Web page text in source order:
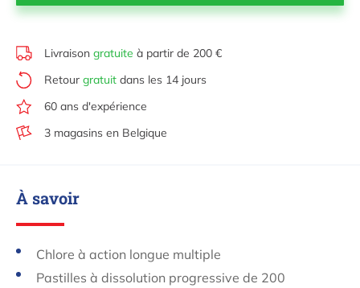
Livraison gratuite à partir de 200 €
Retour gratuit dans les 14 jours
60 ans d'expérience
3 magasins en Belgique
À savoir
Chlore à action longue multiple
Pastilles à dissolution progressive de 200